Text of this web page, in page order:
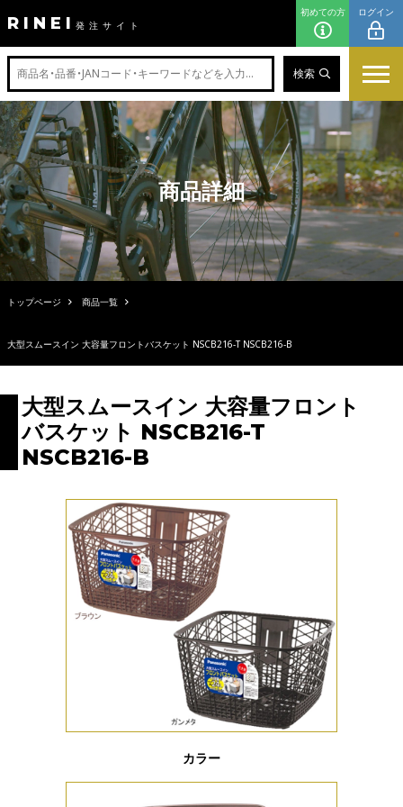
RINEI 発注サイト
初めての方 ログイン
検索
商品詳細
トップページ 商品一覧
大型スムースイン 大容量フロントバスケット NSCB216-T NSCB216-B
大型スムースイン 大容量フロント
バスケット NSCB216-T
NSCB216-B
カラー